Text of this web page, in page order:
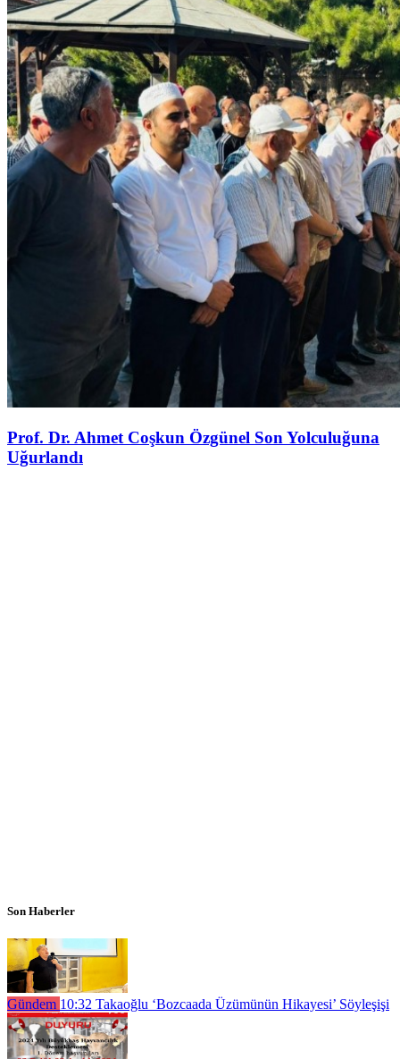
Prof. Dr. Ahmet Coşkun Özgünel Son Yolculuğuna
Uğurlandı
Son Haberler
Gündem 10:32 Takaoğlu ‘Bozcaada Üzümünün Hikayesi’ Söyleşişi